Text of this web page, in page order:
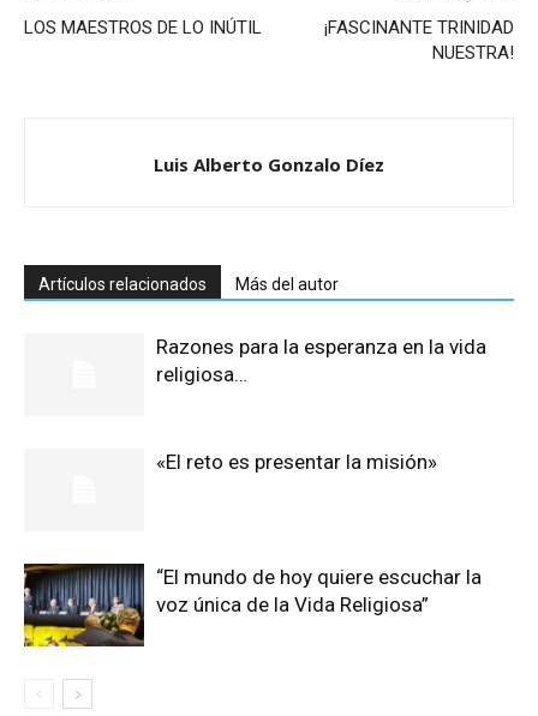
LOS MAESTROS DE LO INÚTIL
¡FASCINANTE TRINIDAD
NUESTRA!
Luis Alberto Gonzalo Díez
Artículos relacionados Más del autor
Razones para la esperanza en la vida
religiosa…
«El reto es presentar la misión»
“El mundo de hoy quiere escuchar la
voz única de la Vida Religiosa”